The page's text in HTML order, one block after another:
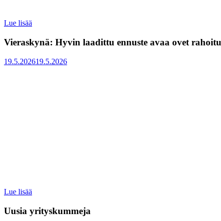
Lue lisää
yrityskummeja
Vieraskynä: Hyvin laadittu ennuste avaa ovet
Julkaistu
19.5.202619.5.2026
Lue lisää
Hyvin
laadittu
Uusia yrityskummeja